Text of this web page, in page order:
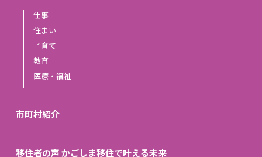
仕事
住まい
子育て
教育
医療・福祉
市町村紹介
移住者の声 かごしま移住で叶える未来